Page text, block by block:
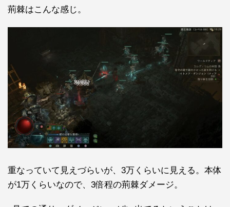
荊棘はこんな感じ。
重なっていて見えづらいが、3万くらいに見える。本体
が1万くらいなので、3倍程の荊棘ダメージ。